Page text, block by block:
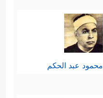
محمود عبد الحكم